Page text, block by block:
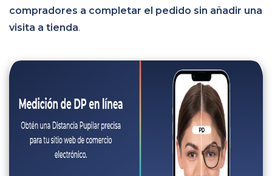
compradores a completar el pedido sin añadir una
visita a tienda.